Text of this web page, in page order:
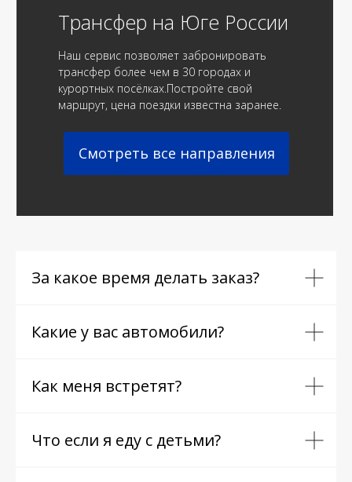
Трансфер на Юге России
Наш сервис позволяет забронировать
трансфер более чем в 30 городах и
курортных посёлках.Постройте свой
маршрут, цена поездки известна заранее.
Смотреть все направления
За какое время делать заказ?
Какие у вас автомобили?
Как меня встретят?
Что если я еду с детьми?